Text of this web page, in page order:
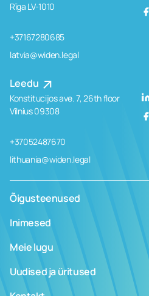
Rīga LV-1010
+37167280685
latvia@widen.legal
Leedu
Konstitucijos ave. 7, 26th floor
Vilnius 09308
+37052487670
lithuania@widen.legal
Õigusteenused
Inimesed
Meie lugu
Uudised ja üritused